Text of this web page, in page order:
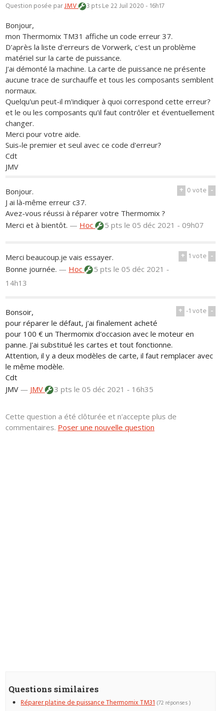
Question posée parJMV 3 ptsLe 22 Juil 2020 - 16h17
Bonjour,
mon Thermomix TM31 affiche un code erreur 37.
D'après la liste d'erreurs de Vorwerk, c'est un problème
matériel sur la carte de puissance.
J'ai démonté la machine. La carte de puissance ne présente
aucune trace de surchauffe et tous les composants semblent
normaux.
Quelqu'un peut-il m'indiquer à quoi correspond cette erreur?
et le ou les composants qu'il faut contrôler et éventuellement
changer.
Merci pour votre aide.
Suis-le premier et seul avec ce code d'erreur?
Cdt
JMV
+ 0vote -
Bonjour.
J ai là-même erreur c37.
Avez-vous réussi à réparer votre Thermomix ?
Merci et à bientôt. — Hoc 5 ptsle 05 déc 2021 - 09h07
+ 1vote -
Merci beaucoup.je vais essayer.
Bonne journée. — Hoc 5 ptsle 05 déc 2021 -
14h13
+ -1vote -
Bonsoir,
pour réparer le défaut, j'ai finalement acheté
pour 100 € un Thermomix d'occasion avec le moteur en
panne. J'ai substitué les cartes et tout fonctionne.
Attention, il y a deux modèles de carte, il faut remplacer avec
le même modèle.
Cdt
JMV — JMV 3 ptsle 05 déc 2021 - 16h35
Cette question a été clôturée et n'accepte plus de
commentaires. Poser une nouvelle question
Questions similaires
Réparer platine de puissance Thermomix TM31 (72 réponses )